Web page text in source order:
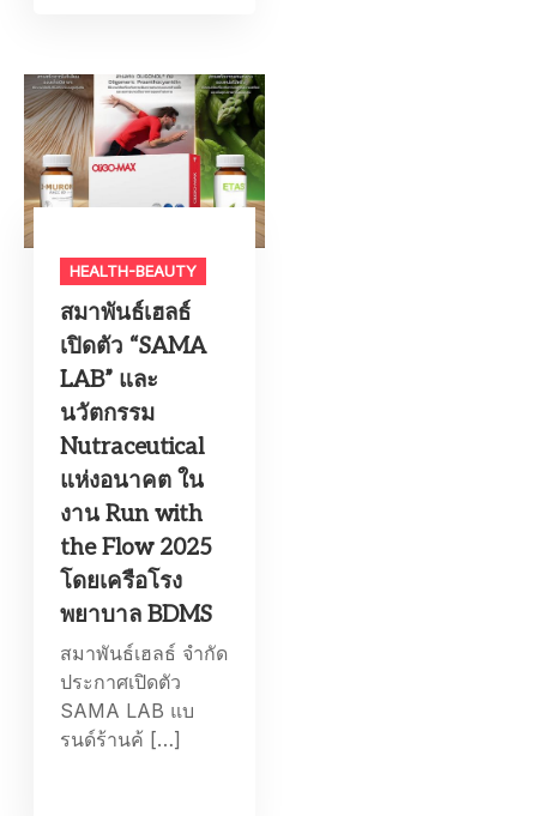
HEALTH-BEAUTY
สมาพันธ์เฮลธ์
เปิดตัว “SAMA
LAB” และ
นวัตกรรม
Nutraceutical
แห่งอนาคต ใน
งาน Run with
the Flow 2025
โดยเครือโรง
พยาบาล BDMS
สมาพันธ์เฮลธ์ จำกัด
ประกาศเปิดตัว
SAMA LAB แบ
รนด์ร้านค้ […]